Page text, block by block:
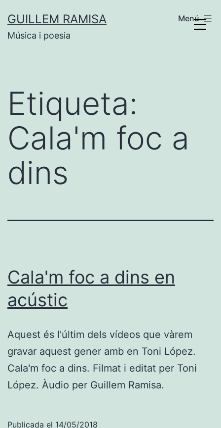
contingut
GUILLEM RAMISA
Música i poesia
Menú
Etiqueta:
Cala'm foc a
dins
Cala'm foc a dins en
acústic
Aquest és l'últim dels vídeos que vàrem
gravar aquest gener amb en Toni López.
Cala'm foc a dins. Filmat i editat per Toni
López. Àudio per Guillem Ramisa.
Publicada el 14/05/2018